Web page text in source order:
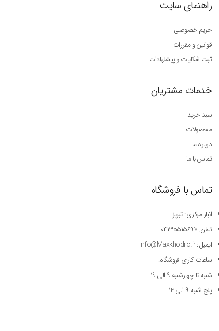
راهنمای سایت
حریم خصوصی
قوانین و مقررات
ثبت شکایات و پیشنهادات
خدمات مشتریان
سبد خرید
محصولات
درباره ما
تماس با ما
تماس با فروشگاه
انبار مرکزی: تبریز
تلفن: ۰۴۱۳۵۵۱۵۶۹۷
ایمیل: Info@Maxkhodro.ir
ساعات کاری فروشگاه:
شنبه تا چهارشنبه 9 الی 19
پنج شنبه 9 الی 14